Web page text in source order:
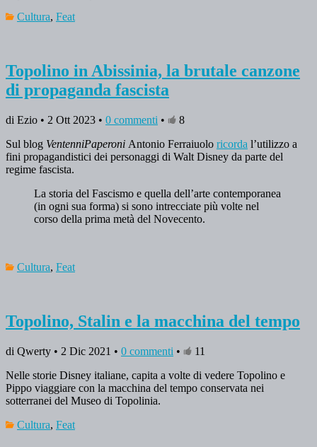
Cultura, Feat
Topolino in Abissinia, la brutale canzone
di propaganda fascista
di Ezio • 2 Ott 2023 • 0 commenti •
8
Sul blog VentenniPaperoni Antonio Ferraiuolo ricorda l’utilizzo a
fini propagandistici dei personaggi di Walt Disney da parte del
regime fascista.
La storia del Fascismo e quella dell’arte contemporanea
(in ogni sua forma) si sono intrecciate più volte nel
corso della prima metà del Novecento.
Cultura, Feat
Topolino, Stalin e la macchina del tempo
di Qwerty • 2 Dic 2021 • 0 commenti •
11
Nelle storie Disney italiane, capita a volte di vedere Topolino e
Pippo viaggiare con la macchina del tempo conservata nei
sotterranei del Museo di Topolinia.
Cultura, Feat